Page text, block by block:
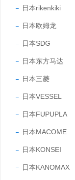
日本rikenkiki
日本欧姆龙
日本SDG
日本东方马达
日本三菱
日本VESSEL
日本FUPUPLA
日本MACOME
日本KONSEI
日本KANOMAX